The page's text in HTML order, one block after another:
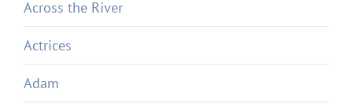
Across the River
Actrices
Adam